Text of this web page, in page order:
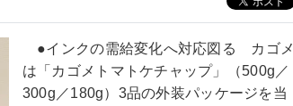
●インクの需給変化へ対応図る カゴメ
は「カゴメトマトケチャップ」（500g／
300g／180g）3品の外装パッケージを当